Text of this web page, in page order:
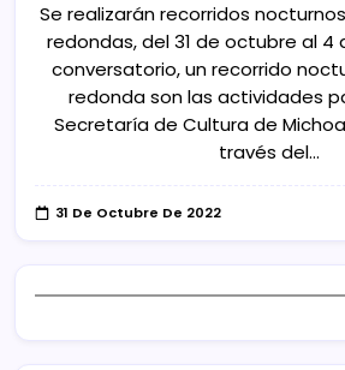
Se realizarán recorridos
redondas, del 31 de octubre al 4
conversatorio, un recorrido
redonda son las actividades
Secretaría de Cultura de
través del…
31 De Octubre De 2022